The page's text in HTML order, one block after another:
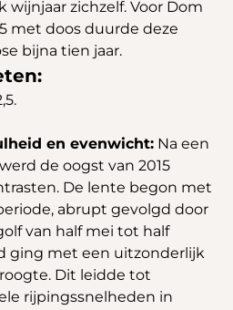
zichzelf. Voor Dom
met doos duurde deze
bijna tien jaar.
en evenwicht: Na een
de oogst van 2015
De lente begon met
abrupt gevolgd door
van half mei tot half
ging met een uitzonderlijk
Dit leidde tot
rijpingssnelheden in